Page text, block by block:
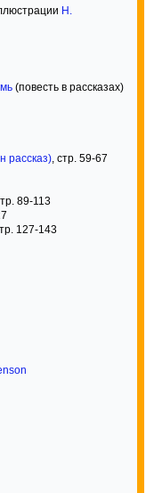
Н.
(повесть в рассказах)
рассказ), стр. 59-67
89-113
127-143